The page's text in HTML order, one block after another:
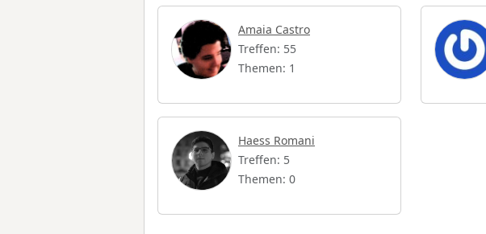
Amaia Castro
Treffen: 55
Themen: 1
Haess Romani
Treffen: 5
Themen: 0